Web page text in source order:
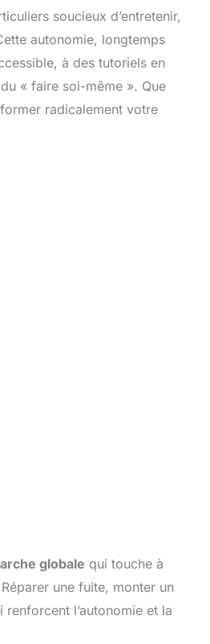
soucieux d’entretenir,
autonomie, longtemps
à des tutoriels en
« faire soi-même ». Que
radicalement votre
globale qui touche à
une fuite, monter un
l’autonomie et la